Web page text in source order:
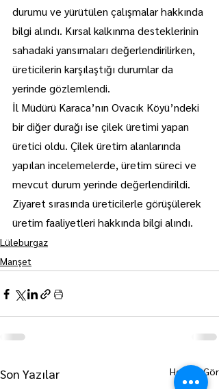
durumu ve yürütülen çalışmalar hakkında
bilgi alındı. Kırsal kalkınma desteklerinin
sahadaki yansımaları değerlendirilirken,
üreticilerin karşılaştığı durumlar da
yerinde gözlemlendi.
İl Müdürü Karaca’nın Ovacık Köyü’ndeki
bir diğer durağı ise çilek üretimi yapan
üretici oldu. Çilek üretim alanlarında
yapılan incelemelerde, üretim süreci ve
mevcut durum yerinde değerlendirildi.
Ziyaret sırasında üreticilerle görüşülerek
üretim faaliyetleri hakkında bilgi alındı.
Lüleburgaz
Manşet
Son Yazılar Hepsini Gör